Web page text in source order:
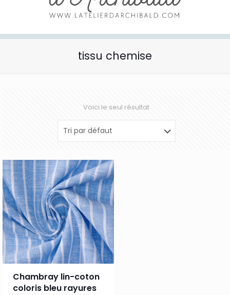
tissu chemise
Voici le seul résultat
Chambray lin-coton
coloris bleu rayures